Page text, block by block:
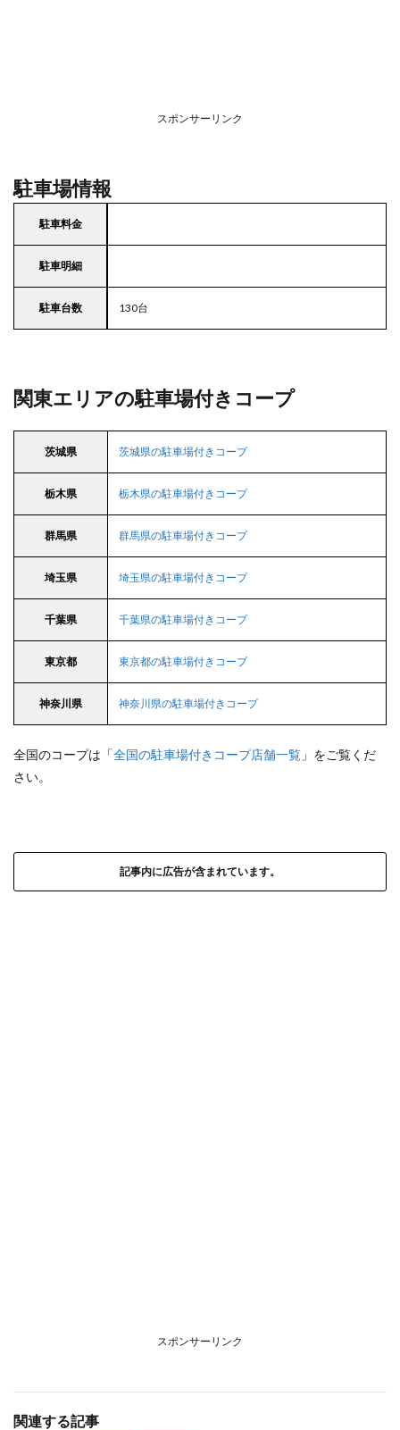
スポンサーリンク
駐車場情報
駐車料金
駐車明細
駐車台数 130台
関東エリアの駐車場付きコープ
茨城県 茨城県の駐車場付きコープ
栃木県 栃木県の駐車場付きコープ
群馬県 群馬県の駐車場付きコープ
埼玉県 埼玉県の駐車場付きコープ
千葉県 千葉県の駐車場付きコープ
東京都 東京都の駐車場付きコープ
神奈川県 神奈川県の駐車場付きコープ
全国のコープは「全国の駐車場付きコープ店舗一覧 」をご覧くだ
さい。
記事内に広告が含まれています。
スポンサーリンク
関連する記事